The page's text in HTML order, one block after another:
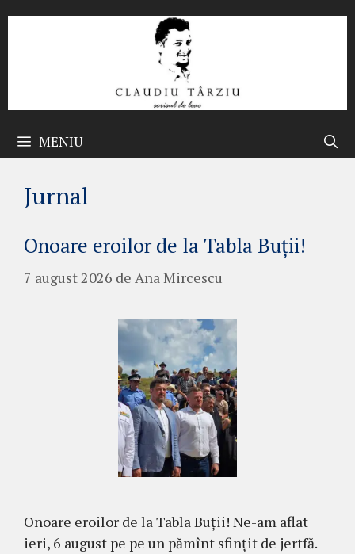
MENIU
Jurnal
Onoare eroilor de la Tabla Buții!
7 august 2026 de Ana Mircescu
Onoare eroilor de la Tabla Buții! Ne-am aflat
ieri, 6 august pe pe un pămînt sfințit de jertfă.